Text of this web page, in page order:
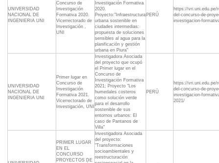
UNIVERSIDAD
NACIONAL DE
INGENIERIA UNI
Concurso de
Investigación
Formativa 2020.
Vicerrectorado de
Investigación ,
UNI
Investigación Formativa
2020.
Proyecto:"Infraestructura
urbana sostenible en
ciudades intermedias:
propuesta de soluciones
sensibles al agua para la
planificación y gestión
urbana en Piura"
PERÚ
https://vri.uni.edu.pe/
del-concurso-de-
investigacion-
UNIVERSIDAD
NACIONAL DE
INGENIERIA UNI
Primer lugar en
Concurso de
Investigación
Formativa 2021.
Vicerrectorado de
Investigación, UNI
Investigadora Asociada
del proyecto que ocupó
el Primer lugar en el
Concurso de
Investigación Formativa
2021; Proyecto "Los
humedales costeros
como solución verde
para el desarrollo
sostenible de sus
entornos urbanos: El
caso de Pantanos de
Villa"
PERÚ
https://vri.uni.edu.pe/
del-concurso-de-
investigacion-
2021/
PRIMER LUGAR
EN EL
CONCURSO
PROYECTOS DE
Investigadora Asociada
del proyecto:
"Transformaciones
socioambientales y
reestructuración